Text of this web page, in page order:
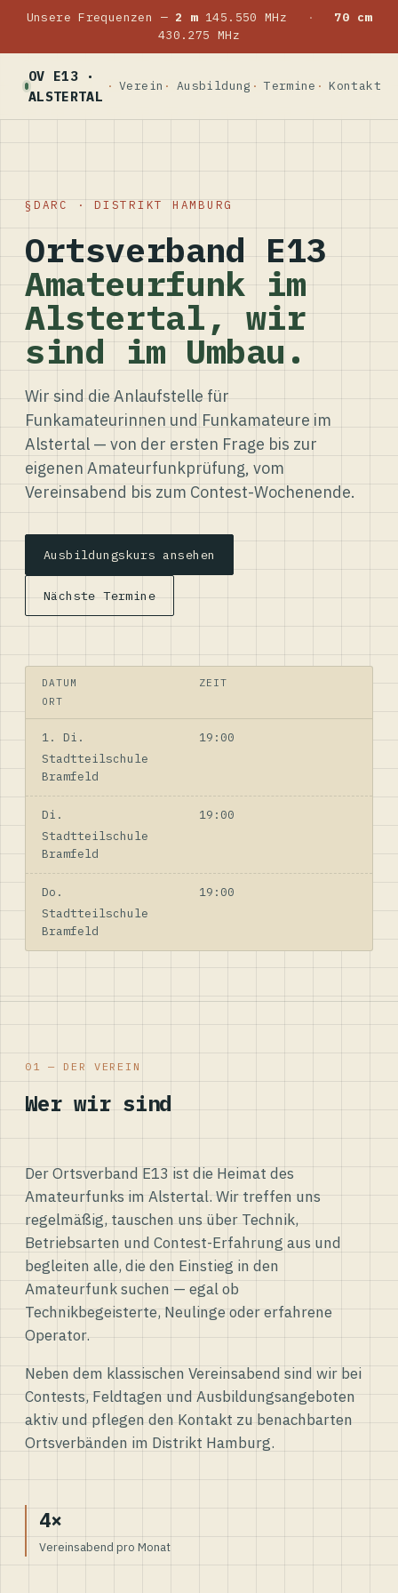
Unsere Frequenzen — 2 m145.550 MHz ·
70 cm
430.275 MHz
OV E13 ·
ALSTERTAL
Verein Ausbildung Termine Kontakt
DARC · DISTRIKT HAMBURG
Ortsverband E13
Amateurfunk im
Alstertal, wir
sind im Umbau.
Wir sind die Anlaufstelle für
Funkamateurinnen und Funkamateure im
Alstertal — von der ersten Frage bis zur
eigenen Amateurfunkprüfung, vom
Vereinsabend bis zum Contest-Wochenende.
Ausbildungskurs ansehen
Nächste Termine
DATUM
ZEIT
ORT
1. Di.
19:00
Stadtteilschule
Bramfeld
Di.
19:00
Stadtteilschule
Bramfeld
Do.
19:00
Stadtteilschule
Bramfeld
01 — DER VEREIN
Wer wir sind
Der Ortsverband E13 ist die Heimat des
Amateurfunks im Alstertal. Wir treffen uns
regelmäßig, tauschen uns über Technik,
Betriebsarten und Contest-Erfahrung aus und
begleiten alle, die den Einstieg in den
Amateurfunk suchen — egal ob
Technikbegeisterte, Neulinge oder erfahrene
Operator.
Neben dem klassischen Vereinsabend sind wir bei
Contests, Feldtagen und Ausbildungsangeboten
aktiv und pflegen den Kontakt zu benachbarten
Ortsverbänden im Distrikt Hamburg.
4×
Vereinsabend pro Monat